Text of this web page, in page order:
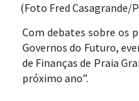
(Foto Fred Casagrande/
Com debates sobre os
Governos do Futuro,
de Finanças de Praia
próximo ano”.